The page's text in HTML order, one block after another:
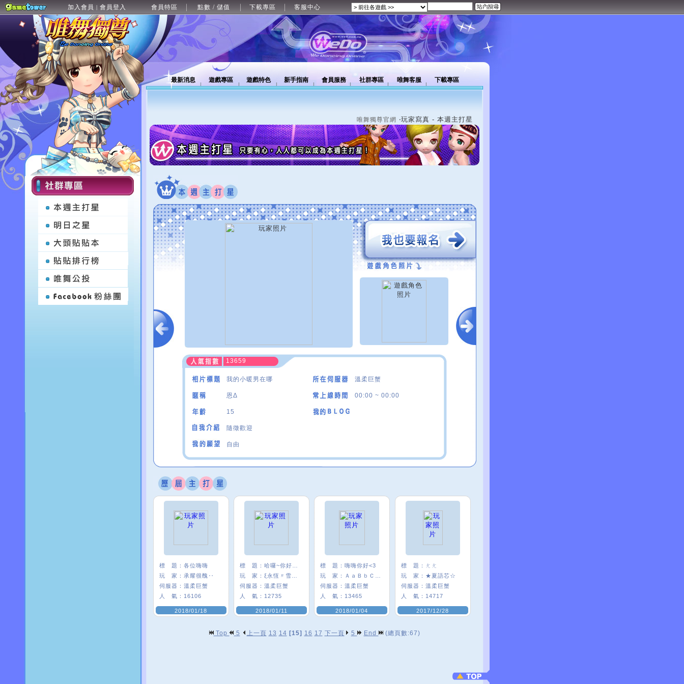
加入會員 | 會員登入 會員特區 點數 / 儲值 下載專區 客服中心
最新消息 遊戲專區 遊戲特色 新手指南 會員服務 社群專區 唯舞客服 下載專區
唯舞獨尊官網 ‧玩家寫真 - 本週主打星
13659
我的小暖男在哪 溫柔巨蟹
恩Δ 00:00 ~ 00:00
15
隨徵歡迎
自由
標 題： 各位嗨嗨
玩 家： 承耀很醜‥
伺服器： 溫柔巨蟹
人 氣： 16106
2018/01/18
標 題：
玩 家：
伺服器： 溫柔巨蟹
人 氣： 12735
2018/01/11
標 題： 嗨嗨你好<3
玩 家：
伺服器： 溫柔巨蟹
人 氣： 13465
2018/01/04
標 題： ㄤㄤ
玩 家： ★夏語芯☆
伺服器： 溫柔巨蟹
人 氣： 14717
2017/12/28
Top 5 上一頁 13 14 [15] 16 17 下一頁 5 End (總頁數:67)